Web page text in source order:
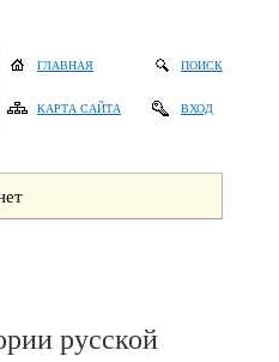
ГЛАВНАЯ
КАРТА САЙТА
ПОИСК
ВХОД
русской